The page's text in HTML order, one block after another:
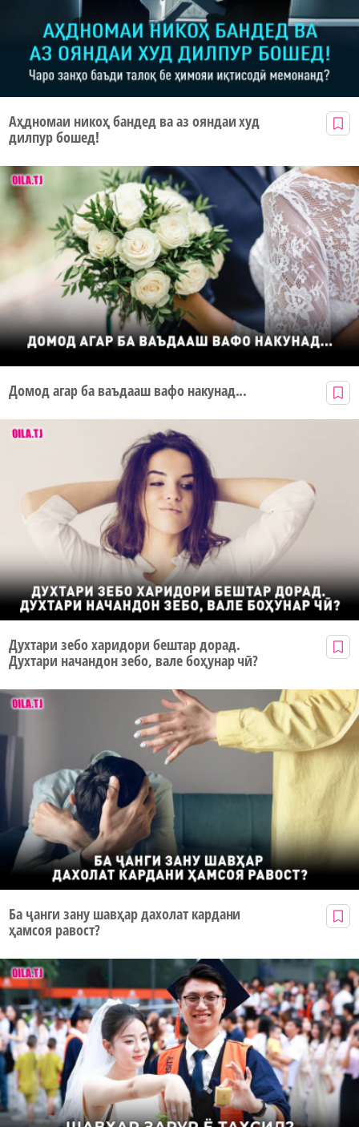
Аҳдномаи никоҳ бандед ва аз ояндаи худ
дилпур бошед!
Домод агар ба ваъдааш вафо накунад...
Духтари зебо харидори бештар дорад.
Духтари начандон зебо, вале боҳунар чӣ?
Ба ҷанги зану шавҳар дахолат кардани
ҳамсоя равост?